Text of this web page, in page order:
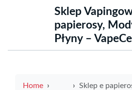
Sklep
papierosy,
Płyny –
Home
Sklep e papierosy online gdzie znaleźć